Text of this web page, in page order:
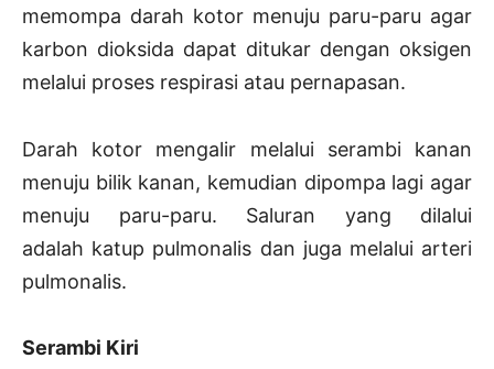
memompa darah kotor menuju paru-paru agar
karbon dioksida dapat ditukar dengan oksigen
melalui proses respirasi atau pernapasan.
Darah kotor mengalir melalui serambi kanan
menuju bilik kanan, kemudian dipompa lagi agar
menuju paru-paru. Saluran yang dilalui
adalah katup pulmonalis dan juga melalui arteri
pulmonalis.
Serambi Kiri